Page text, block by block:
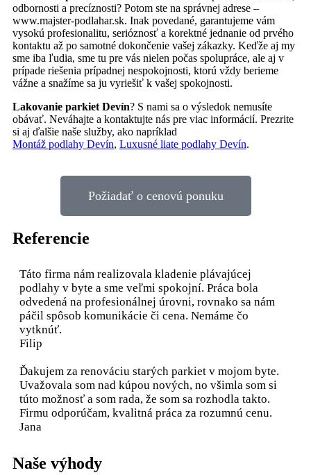
odbornosti a precíznosti? Potom ste na správnej adrese –
www.majster-podlahar.sk. Inak povedané, garantujeme vám
vysokú profesionalitu, serióznosť a korektné jednanie od prvého
kontaktu až po samotné dokončenie vašej zákazky. Keďže aj my
sme iba ľudia, sme tu pre vás nielen počas spolupráce, ale aj v
prípade riešenia prípadnej nespokojnosti, ktorú vždy berieme
vážne a snažíme sa ju vyriešiť k vašej spokojnosti.
Lakovanie parkiet Devín? S nami sa o výsledok nemusíte
obávať. Neváhajte a kontaktujte nás pre viac informácií. Prezrite
si aj ďalšie naše služby, ako napríklad
Montáž podlahy Devín, Luxusné liate podlahy Devín.
Požiadať o cenovú ponuku
Referencie
Táto firma nám realizovala kladenie plávajúcej
podlahy v byte a sme veľmi spokojní. Práca bola
odvedená na profesionálnej úrovni, rovnako sa nám
páčil spôsob komunikácie či cena. Nemáme čo
vytknúť.
Filip
Ďakujem za renováciu starých parkiet v mojom byte.
Uvažovala som nad kúpou nových, no všimla som si
túto možnosť a som rada, že som sa rozhodla takto.
Firmu odporúčam, kvalitná práca za rozumnú cenu.
Jana
Naše výhody